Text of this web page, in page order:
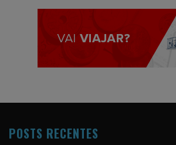
POSTS RECENTES